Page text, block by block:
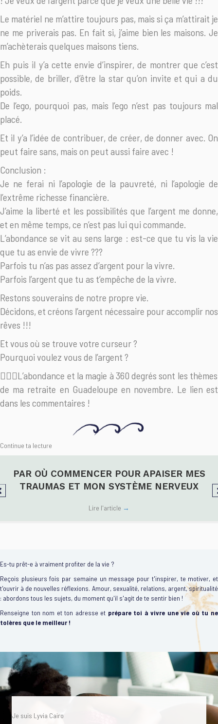
Le matériel ne m’attire toujours pas, mais si ça m’attirait je
ne me priverais pas. En fait si, j’aime bien les maisons. Je
m’achèterais quelques maisons tiens.
Eh puis il y’a cette envie d’inspirer, de montrer que c’est
possible, de briller, d’être la star qu’on invite et qui a du
poids.
De l’ego, pourquoi pas, mais l’ego n’est pas toujours mal
placé.
Et il y’a l’idée de contribuer, de créer, de donner avec. On
peut faire sans, mais on peut aussi faire avec !
Conclusion :
Je ne ferai ni l’apologie de la pauvreté, ni l’apologie de
l’extrême richesse financière.
J’aime la liberté et les possibilités que l’argent me donne,
et en même temps, ce n’est pas lui qui commande.
L’abondance se vit au sens large : est-ce que tu vis la vie
que tu as envie de vivre ???
Parfois tu n’as pas assez d’argent pour la vivre.
Parfois l’argent que tu as t’empêche de la vivre.
Restons souverains de notre propre vie.
Décidons, et créons l’argent nécessaire pour accomplir nos
rêves !!!
Et vous où se trouve votre curseur ?
Pourquoi voulez vous de l’argent ?
🧚🏽‍♀️L’abondance et la magie à 360 degrés sont les thèmes
de ma retraite en Guadeloupe en novembre. Le lien est
dans les commentaires !
Continue ta lecture
PAR OÙ COMMENCER POUR APAISER MES
TRAUMAS ET MON SYSTÈME NERVEUX
Lire l'article →
Es-tu prêt-e à vraiment profiter de la vie ?
Reçois plusieurs fois par semaine un message pour t'inspirer, te motiver, et
t'ouvrir à de nouvelles réflexions. Amour, sexualité, relations, argent, spiritualité
: abordons tous les sujets, du moment qu'il s'agit de te sentir bien !
Renseigne ton nom et ton adresse et prépare toi à vivre une vie où tu ne
tolères que le meilleur !
Je suis Lyvia Cairo